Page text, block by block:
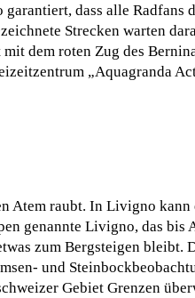
dass alle
Strecken warten
dem roten Zug des
„Aquagranda
raubt. In Livigno
genannte Livigno, das
zum Bergsteigen
und
Gebiet Grenzen